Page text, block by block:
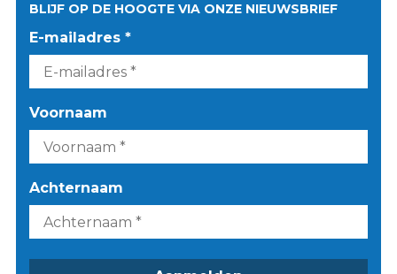
BLIJF OP DE HOOGTE VIA ONZE NIEUWSBRIEF
E-mailadres *
Voornaam
Achternaam